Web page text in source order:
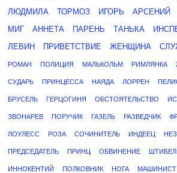
ЛЮДМИЛА
ТОРМОЗ ИГОРЬ АРСЕНИЙ
МИГ
АННЕТА ПАРЕНЬ ТАНЬКА
ЛЕВИН
ПРИВЕТСТВИЕ ЖЕНЩИНА
РОМАН ПОЛИЦИЯ МАЛЬКОЛЬМ РИМЛЯНКА
СУДАРЬ ПРИНЦЕССА НАЯДА ЛОРРЕН
БРУСЕЛЬ ГЕРЦОГИНЯ ОБСТОЯТЕЛЬСТВО
ЗВОНАРЕВ ПОРУЧИК ГАЗЕЛЬ РАЗВЕДЧИК
ЛОУЛЕСС РОЗА СОЧИНИТЕЛЬ ИНДЕЕЦ
ПРЕДСЕДАТЕЛЬ ПРИНЦ ОБВИНЕНИЕ
ИННОКЕНТИЙ ПОЛКОВНИК НОГА МАШИНИСТ